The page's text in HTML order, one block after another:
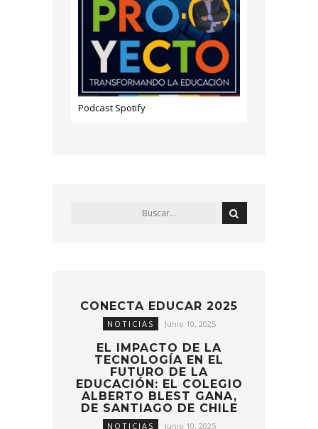
Podcast Spotify
CONECTA EDUCAR 2025
NOTICIAS Junio 10, 2025
EL IMPACTO DE LA
TECNOLOGÍA EN EL
FUTURO DE LA
EDUCACIÓN: EL COLEGIO
ALBERTO BLEST GANA,
DE SANTIAGO DE CHILE
NOTICIAS Junio 10, 2025